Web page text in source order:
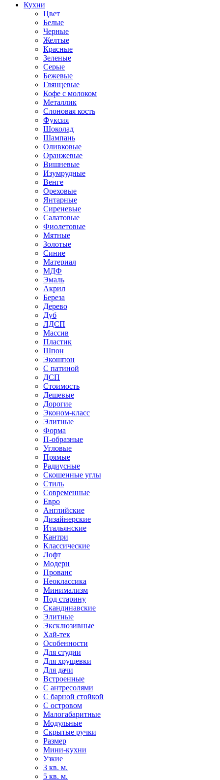
Кухни
Цвет
Белые
Черные
Желтые
Красные
Зеленые
Серые
Бежевые
Глянцевые
Кофе с молоком
Металлик
Слоновая кость
Фуксия
Шоколад
Шампань
Оливковые
Оранжевые
Вишневые
Изумрудные
Венге
Ореховые
Янтарные
Сиреневые
Салатовые
Фиолетовые
Мятные
Золотые
Синие
Материал
МДФ
Эмаль
Акрил
Береза
Дерево
Дуб
ЛДСП
Массив
Пластик
Шпон
Экошпон
С патиной
ДСП
Стоимость
Дешевые
Дорогие
Эконом-класс
Элитные
Форма
П-образные
Угловые
Прямые
Радиусные
Скошенные углы
Стиль
Современные
Евро
Английские
Дизайнерские
Итальянские
Кантри
Классические
Лофт
Модерн
Прованс
Неоклассика
Минимализм
Под старину
Скандинавские
Элитные
Эксклюзивные
Хай-тек
Особенности
Для студии
Для хрущевки
Для дачи
Встроенные
С антресолями
С барной стойкой
С островом
Малогабаритные
Модульные
Скрытые ручки
Размер
Мини-кухни
Узкие
3 кв. м.
5 кв. м.